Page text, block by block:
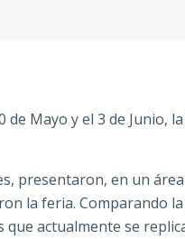
Mayo y el 3 de
presentaron, en un
la feria. Comparando
actualmente se